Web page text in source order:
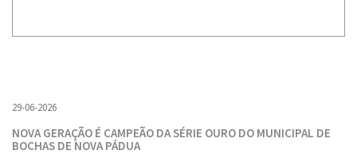
29-06-2026
NOVA GERAÇÃO É CAMPEÃO DA SÉRIE OURO DO MUNICIPAL DE
BOCHAS DE NOVA PÁDUA